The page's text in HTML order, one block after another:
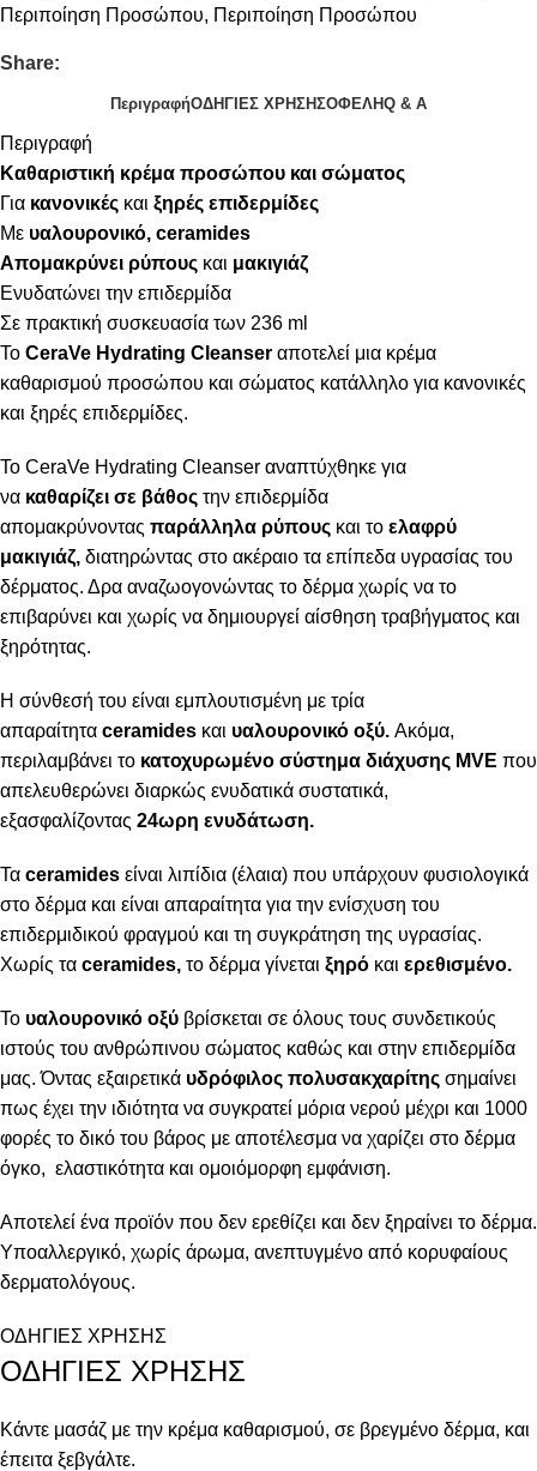
Περιποίηση Προσώπου, Περιποίηση Προσώπου
Share:
ΠεριγραφήΟΔΗΓΙΕΣ ΧΡΗΣΗΣΟΦΕΛΗQ & A
Περιγραφή
Καθαριστική κρέμα προσώπου και σώματος
Για κανονικές και ξηρές επιδερμίδες
Με υαλουρονικό, ceramides
Απομακρύνει ρύπους και μακιγιάζ
Ενυδατώνει την επιδερμίδα
Σε πρακτική συσκευασία των 236 ml
Το CeraVe Hydrating Cleanser αποτελεί μια κρέμα
καθαρισμού προσώπου και σώματος κατάλληλο για κανονικές
και ξηρές επιδερμίδες.
Το CeraVe Hydrating Cleanser αναπτύχθηκε για
να καθαρίζει σε βάθος την επιδερμίδα
απομακρύνοντας παράλληλα ρύπους και το ελαφρύ
μακιγιάζ, διατηρώντας στο ακέραιο τα επίπεδα υγρασίας του
δέρματος. Δρα αναζωογονώντας το δέρμα χωρίς να το
επιβαρύνει και χωρίς να δημιουργεί αίσθηση τραβήγματος και
ξηρότητας.
Η σύνθεσή του είναι εμπλουτισμένη με τρία
απαραίτητα ceramides και υαλουρονικό οξύ. Ακόμα,
περιλαμβάνει το κατοχυρωμένο σύστημα διάχυσης MVE που
απελευθερώνει διαρκώς ενυδατικά συστατικά,
εξασφαλίζοντας 24ωρη ενυδάτωση.
Τα ceramides είναι λιπίδια (έλαια) που υπάρχουν φυσιολογικά
στο δέρμα και είναι απαραίτητα για την ενίσχυση του
επιδερμιδικού φραγμού και τη συγκράτηση της υγρασίας.
Χωρίς τα ceramides, το δέρμα γίνεται ξηρό και ερεθισμένο.
Το υαλουρονικό οξύ βρίσκεται σε όλους τους συνδετικούς
ιστούς του ανθρώπινου σώματος καθώς και στην επιδερμίδα
μας. Όντας εξαιρετικά υδρόφιλος πολυσακχαρίτης σημαίνει
πως έχει την ιδιότητα να συγκρατεί μόρια νερού μέχρι και 1000
φορές το δικό του βάρος με αποτέλεσμα να χαρίζει στο δέρμα
όγκο, ελαστικότητα και ομοιόμορφη εμφάνιση.
Αποτελεί ένα προϊόν που δεν ερεθίζει και δεν ξηραίνει το δέρμα.
Υποαλλεργικό, χωρίς άρωμα, ανεπτυγμένο από κορυφαίους
δερματολόγους.
ΟΔΗΓΙΕΣ ΧΡΗΣΗΣ
ΟΔΗΓΙΕΣ ΧΡΗΣΗΣ
Κάντε μασάζ με την κρέμα καθαρισμού, σε βρεγμένο δέρμα, και
έπειτα ξεβγάλτε.